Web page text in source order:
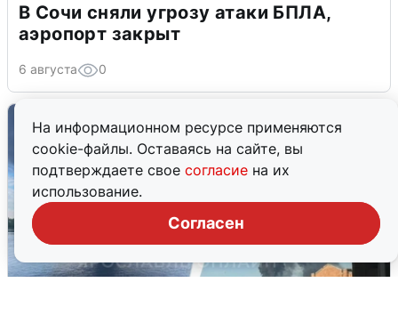
На информационном ресурсе применяются
cookie-файлы. Оставаясь на сайте, вы
подтверждаете свое согласие на их
использование.
Согласен
В Сочи сняли угрозу атаки БПЛА,
аэропорт закрыт
6 августа 0